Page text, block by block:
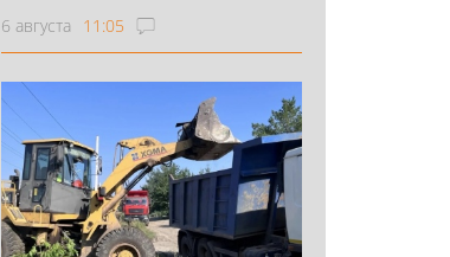
6 августа 11:05